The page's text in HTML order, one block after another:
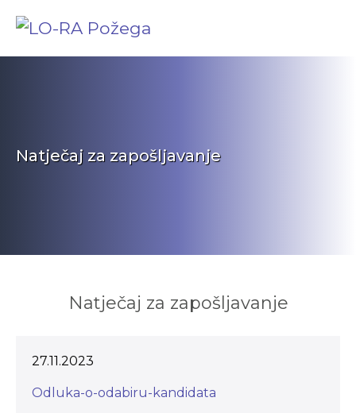
Natječaj za zapošljavanje
Natječaj za zapošljavanje
27.11.2023
Odluka-o-odabiru-kandidata